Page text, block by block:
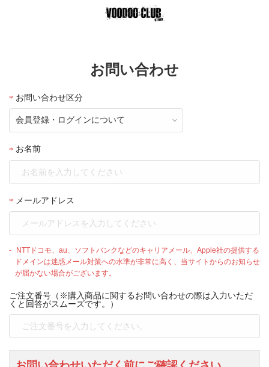
お問い合わせ
お問い合わせ区分
お名前
メールアドレス
NTTドコモ、au、ソフトバンクなどのキャリアメール、Apple社の提供する
ドメインは迷惑メール対策への水準が非常に高く、当サイトからのお知らせ
が届かない場合がございます。
ご注文番号（※購入商品に関するお問い合わせの際は入力いただ
くと回答がスムーズです。）